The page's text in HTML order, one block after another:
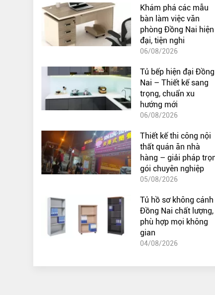
Khám phá các mẫu
bàn làm việc văn
phòng Đồng Nai hiện
đại, tiện nghi
06/08/2026
Tủ bếp hiện đại Đồng
Nai – Thiết kế sang
trọng, chuẩn xu
hướng mới
06/08/2026
Thiết kế thi công nội
thất quán ăn nhà
hàng – giải pháp
gói chuyên nghiệp
05/08/2026
Tủ hồ sơ không cánh
Đồng Nai chất lượng,
phù hợp mọi không
gian
04/08/2026